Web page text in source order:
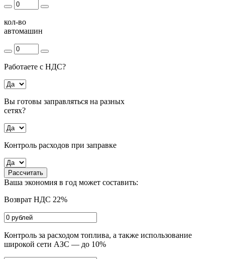
кол-во
автомашин
Работаете с НДС?
Вы готовы заправляться на разных
сетях?
Контроль расходов при заправке
Рассчитать
Ваша экономия в год может составить:
Возврат НДС 22%
Контроль за расходом топлива, а также использование
широкой сети АЗС — до 10%